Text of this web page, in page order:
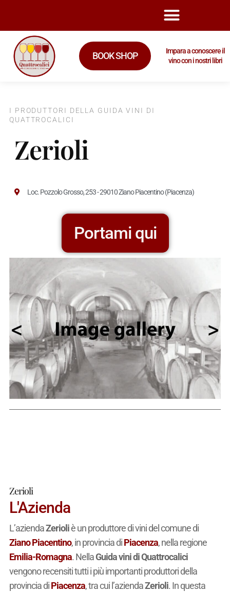
BOOK SHOP
Impara a conoscere il
vino con i nostri libri
I PRODUTTORI DELLA GUIDA VINI DI
QUATTROCALICI
Zerioli
Loc. Pozzolo Grosso, 253 - 29010 Ziano Piacentino (Piacenza)
Portami qui
Zerioli
L'Azienda
L’aziendaZerioliè un produttore di vini del comune di
Ziano Piacentino, in provincia diPiacenza, nella regione
Emilia-Romagna. NellaGuida vini di Quattrocalici
vengono recensiti tutti i più importanti produttori della
provincia diPiacenza, tra cui l’aziendaZerioli. In questa